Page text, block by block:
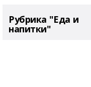
Рубрика "Еда и
напитки"